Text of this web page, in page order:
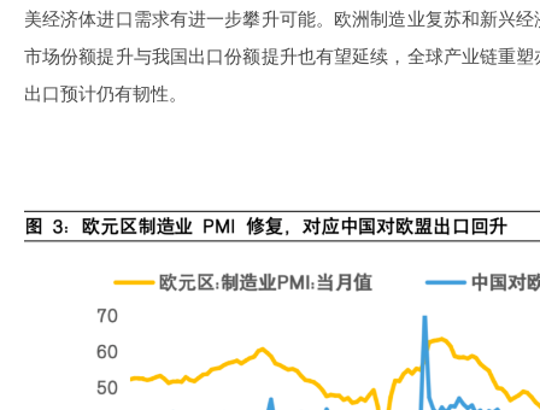
美经济体进口需求有进一步攀升可能。欧洲制造业复苏和新兴
市场份额提升与我国出口份额提升也有望延续，全球产业链重
出口预计仍有韧性。